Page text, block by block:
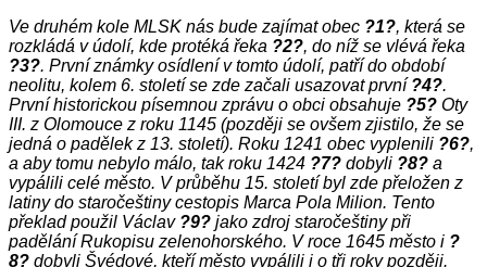
Ve druhém kole MLSK nás bude zajímat obec ?1?, která se
rozkládá v údolí, kde protéká řeka ?2?, do níž se vlévá řeka
?3?. První známky osídlení v tomto údolí, patří do období
neolitu, kolem 6. století se zde začali usazovat první ?4?.
První historickou písemnou zprávu o obci obsahuje ?5? Oty
III. z Olomouce z roku 1145 (později se ovšem zjistilo, že se
jedná o padělek z 13. století). Roku 1241 obec vyplenili ?6?,
a aby tomu nebylo málo, tak roku 1424 ?7? dobyli ?8? a
vypálili celé město. V průběhu 15. století byl zde přeložen z
latiny do staročeštiny cestopis Marca Pola Milion. Tento
překlad použil Václav ?9? jako zdroj staročeštiny při
padělání Rukopisu zelenohorského. V roce 1645 město i ?
8? dobyli Švédové, kteří město vypálili i o tři roky později.